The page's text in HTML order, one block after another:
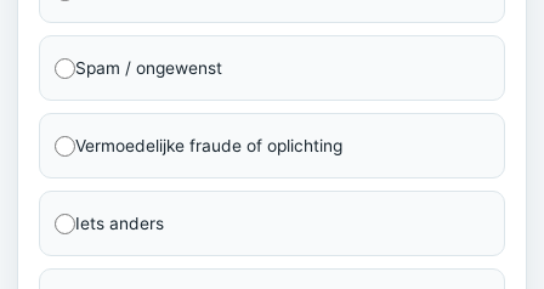
Spam / ongewenst
Vermoedelijke fraude of oplichting
Iets anders